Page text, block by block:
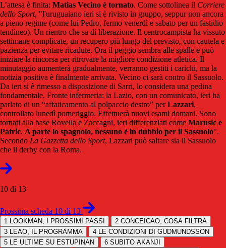
L’attesa è finita: Matias Vecino è tornato. Come sottolinea il Corriere
dello Sport, "l'uruguaiano ieri si è rivisto in gruppo, seppur non ancora
a pieno regime (come lui Pedro, fermo venerdì e sabato per un fastidio
tendineo). Un rientro che sa di liberazione. Il centrocampista ha vissuto
settimane complicate, un recupero più lungo del previsto, con cautela e
pazienza per evitare ricadute. Ora il peggio sembra alle spalle e può
iniziare la rincorsa per ritrovare la migliore condizione atletica. Il
minutaggio aumenterà gradualmente, verranno gestiti i carichi, ma la
notizia positiva è finalmente arrivata. Vecino ci sarà contro il Sassuolo.
Da ieri si è rimesso a disposizione di Sarri, lo considera una pedina
fondamentale. Fronte infermeria: la Lazio, con un comunicato, ieri ha
parlato di un “affaticamento al polpaccio destro” perLazzari,
controllato lunedì pomeriggio. Effettuerà nuovi esami domani. Sono
tornati alla base Rovella e Zaccagni, ieri differenziati come Marusic e
Patric. A parte lo spagnolo, nessuno è in dubbio per il Sassuolo".
Secondo La Gazzetta dello Sport, Lazzari può saltare sia il Sassuolo
che il derby con la Roma.
10 di 13
Prossima scheda 10 di 13
1 LOOKMAN, I PROSSIMI PASSI 2 CONCEICAO, COSA FILTRA
3 LEAO, IL PROGRAMMA 4 LE CONDIZIONI DI GUDMUNDSSON
5 LE ULTIME SU ESTUPINAN 6 SUBITO AKANJI